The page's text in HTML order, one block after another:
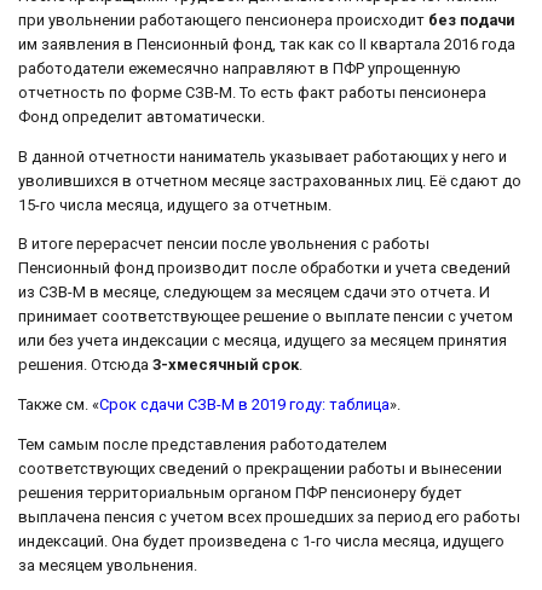
при увольнении работающего пенсионера происходит без подачи
им заявления в Пенсионный фонд, так как со II квартала 2016 года
работодатели ежемесячно направляют в ПФР упрощенную
отчетность по форме СЗВ-М. То есть факт работы пенсионера
Фонд определит автоматически.
В данной отчетности наниматель указывает работающих у него и
уволившихся в отчетном месяце застрахованных лиц. Её сдают до
15-го числа месяца, идущего за отчетным.
В итоге перерасчет пенсии после увольнения с работы
Пенсионный фонд производит после обработки и учета сведений
из СЗВ-М в месяце, следующем за месяцем сдачи это отчета. И
принимает соответствующее решение о выплате пенсии с учетом
или без учета индексации с месяца, идущего за месяцем принятия
решения. Отсюда 3-хмесячный срок.
Также см. «Срок сдачи СЗВ-М в 2019 году: таблица».
Тем самым после представления работодателем
соответствующих сведений о прекращении работы и вынесении
решения территориальным органом ПФР пенсионеру будет
выплачена пенсия с учетом всех прошедших за период его работы
индексаций. Она будет произведена с 1-го числа месяца, идущего
за месяцем увольнения.